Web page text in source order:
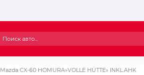
Mazda CX-60 HOMURA»VOLLE HÜTTE» INKL.AHK